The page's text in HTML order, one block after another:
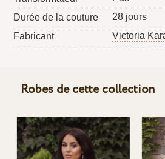
Durée de la couture
28 jours
Fabricant
Victoria
Robes de cette collection